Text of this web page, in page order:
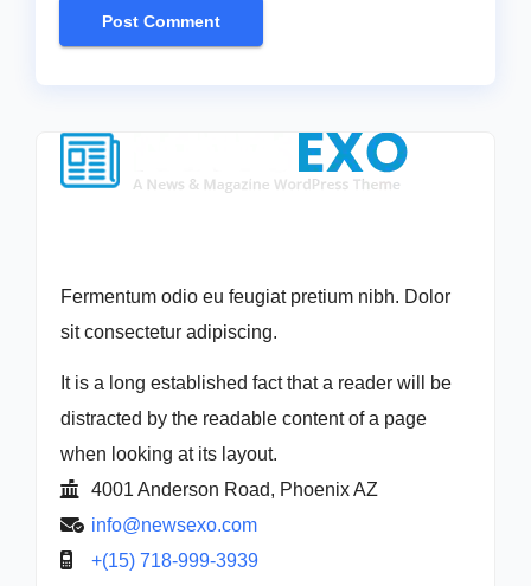
Fermentum odio eu feugiat pretium nibh. Dolor
sit consectetur adipiscing.
It is a long established fact that a reader will be
distracted by the readable content of a page
when looking at its layout.
4001 Anderson Road, Phoenix AZ
info@newsexo.com
+(15) 718-999-3939